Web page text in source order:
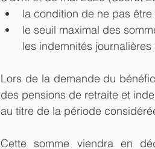
la condition de ne pas
le seuil maximal des
les indemnités
Lors de la demande du
des pensions de retraite et
au titre de la période
Cette somme viendra en